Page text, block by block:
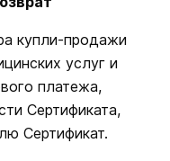
купли-продажи
услуг и
платежа,
Сертификата,
Сертификат.